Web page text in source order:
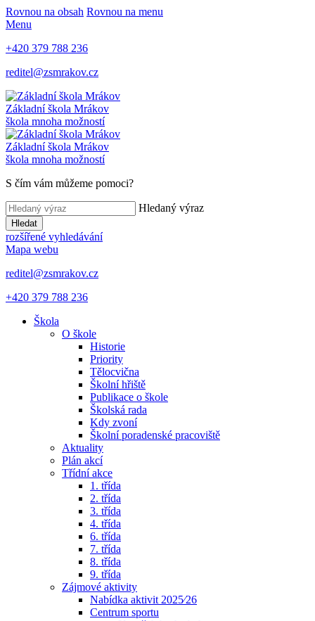
Rovnou na obsah Rovnou na menu
Menu
+420 379 788 236
reditel@zsmrakov.cz
Základní škola Mrákov
škola mnoha možností
Základní škola Mrákov
škola mnoha možností
S čím vám můžeme pomoci?
Hledaný výraz
Hledat
rozšířené vyhledávání
Mapa webu
reditel@zsmrakov.cz
+420 379 788 236
Škola
O škole
Historie
Priority
Tělocvična
Školní hřiště
Publikace o škole
Školská rada
Kdy zvoní
Školní poradenské pracoviště
Aktuality
Plán akcí
Třídní akce
1. třída
2. třída
3. třída
4. třída
6. třída
7. třída
8. třída
9. třída
Zájmové aktivity
Nabídka aktivit 2025⁄26
Centrum sportu